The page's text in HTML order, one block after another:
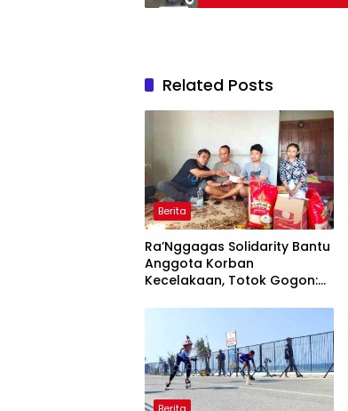
Related Posts
Berita
Ra’Nggagas Solidarity Bantu
Anggota Korban
Kecelakaan, Totok Gogon:
Tindakan Nyata